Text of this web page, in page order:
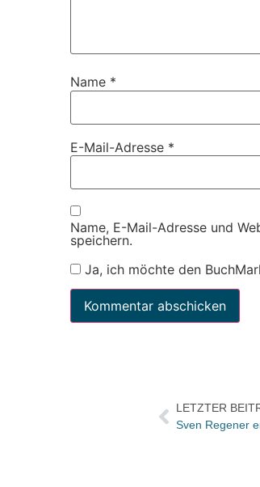
Name *
E-Mail-Adresse *
Name, E-Mail-Adresse und
speichern.
Ja, ich möchte den
LETZTER
Sven Regener